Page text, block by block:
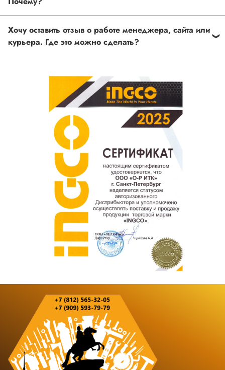
Также Вы можете присвоить товару от одной до пяти
звёзд. Все отзывы о товарах проходят модерацию.
полей. Если поля заполнены корректно, то свяжитесь с
нами по телефону +7 (812) 565-32-05;
Хочу оставить отзыв о работе менеджера, сайта или
Ваш отзыв о товаре, магазине или работе продавца
поможет нам улучшать сервис и будет полезен другим
Оставить отзыв о покупке